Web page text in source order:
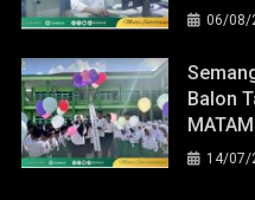
06/08/
Balon
14/07/